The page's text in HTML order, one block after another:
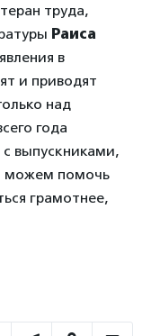
труда,
Раиса
в
и приводят
над
года
выпускниками,
можем помочь
грамотнее,